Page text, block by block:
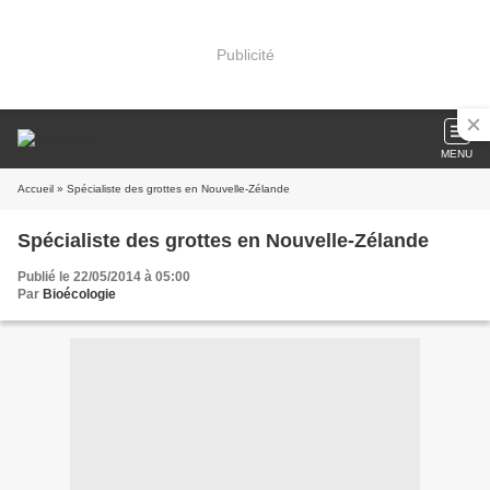
Publicité
MENU
Accueil » Spécialiste des grottes en Nouvelle-Zélande
Spécialiste des grottes en Nouvelle-Zélande
Publié le 22/05/2014 à 05:00
Par Bioécologie